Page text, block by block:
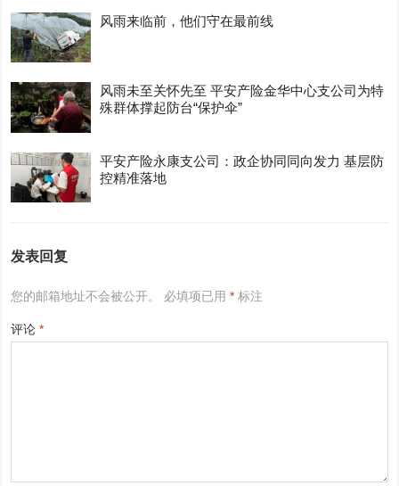
风雨来临前，他们守在最前线
风雨未至关怀先至 平安产险金华中心支公司为特
殊群体撑起防台“保护伞”
平安产险永康支公司：政企协同同向发力 基层防
控精准落地
发表回复
您的邮箱地址不会被公开。 必填项已用* 标注
评论*